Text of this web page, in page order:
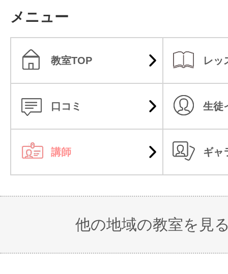
メニュー
教室TOP レッ
口コミ 生徒
講師 ギャ
他の地域の教室を見